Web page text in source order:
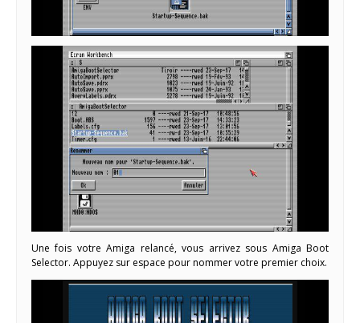
Une fois votre Amiga relancé, vous arrivez sous Amiga Boot
Selector. Appuyez sur espace pour nommer votre premier choix.